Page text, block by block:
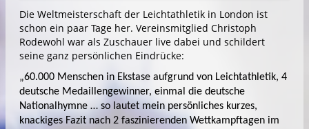
Die Weltmeisterschaft der Leichtathletik in London ist
schon ein paar Tage her. Vereinsmitglied Christoph
Rodewohl war als Zuschauer live dabei und schildert
seine ganz persönlichen Eindrücke:
„60.000 Menschen in Ekstase aufgrund von Leichtathletik, 4
deutsche Medaillengewinner, einmal die deutsche
Nationalhymne … so lautet mein persönliches kurzes,
knackiges Fazit nach 2 faszinierenden Wettkampftagen im